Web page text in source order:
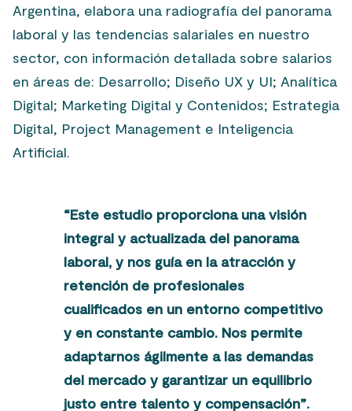
Argentina, elabora una radiografía del panorama
laboral y las tendencias salariales en nuestro
sector, con información detallada sobre salarios
en áreas de: Desarrollo; Diseño UX y UI; Analítica
Digital; Marketing Digital y Contenidos; Estrategia
Digital, Project Management e Inteligencia
Artificial.
“Este estudio proporciona una visión
integral y actualizada del panorama
laboral, y nos guía en la atracción y
retención de profesionales
cualificados en un entorno competitivo
y en constante cambio. Nos permite
adaptarnos ágilmente a las demandas
del mercado y garantizar un equilibrio
justo entre talento y compensación”.